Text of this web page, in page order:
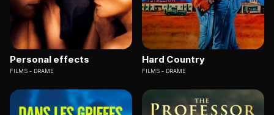
Personal effects
FILMS DRAME
Hard Country
FILMS DRAME